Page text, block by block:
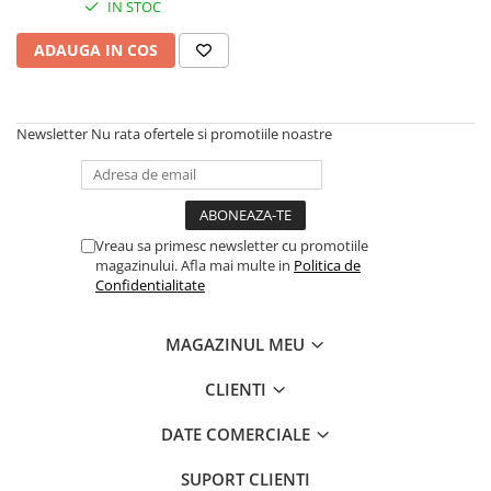
Antioxidanti
Altele-Suplimente alimentare
IN STOC
ADAUGA IN COS
Newsletter Nu rata ofertele si promotiile noastre
Vreau sa primesc newsletter cu promotiile
magazinului. Afla mai multe in Politica de
Confidentialitate
MAGAZINUL MEU
CLIENTI
DATE COMERCIALE
SUPORT CLIENTI